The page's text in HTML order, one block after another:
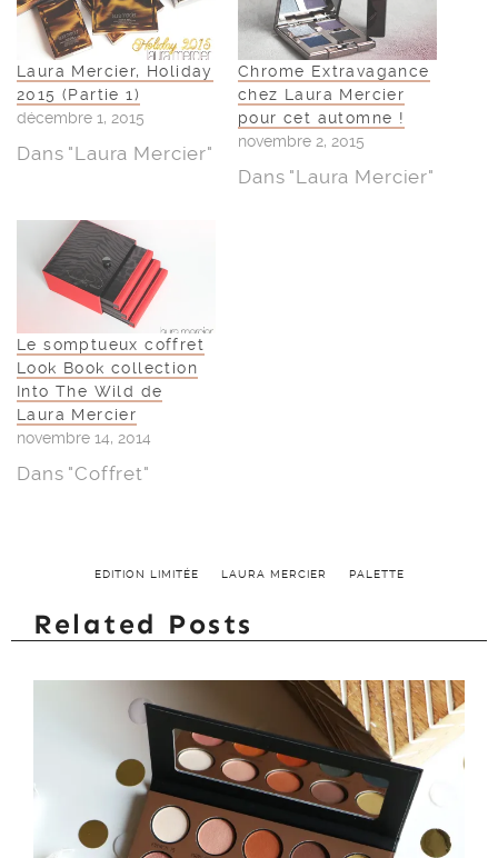
Laura Mercier, Holiday
2015 (Partie 1)
décembre 1, 2015
Dans "Laura Mercier"
Chrome Extravagance
chez Laura Mercier
pour cet automne !
novembre 2, 2015
Dans "Laura Mercier"
Le somptueux coffret
Look Book collection
Into The Wild de
Laura Mercier
novembre 14, 2014
Dans "Coffret"
EDITION LIMITÉE LAURA MERCIER PALETTE
Related Posts